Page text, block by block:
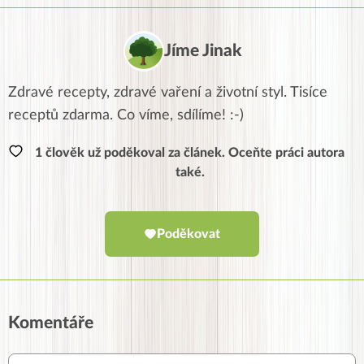
Jíme Jinak
Zdravé recepty, zdravé vaření a životní styl. Tisíce
receptů zdarma. Co víme, sdílíme! :-)
1 člověk už poděkoval za článek. Oceňte práci autora
také.
Poděkovat
Komentáře